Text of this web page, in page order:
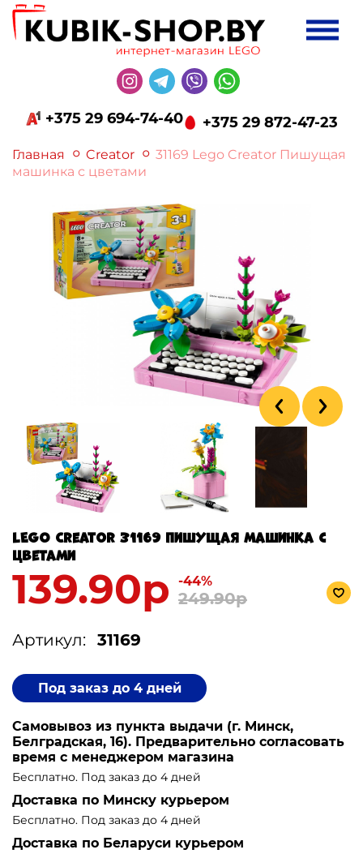
+375 29 694-74-40 +375 29 872-47-23
Главная Creator
31169 Lego Creator Пишущая
машинка с цветами
LEGO Creator 31169 Пишущая машинка с
цветами
139.90р -44%
249.90р
Артикул: 31169
Под заказ до 4 дней
Самовывоз из пункта выдачи (г. Минск,
Белградская, 16). Предварительно согласовать
время с менеджером магазина
Бесплатно. Под заказ до 4 дней
Доставка по Минску курьером
Бесплатно. Под заказ до 4 дней
Доставка по Беларуси курьером